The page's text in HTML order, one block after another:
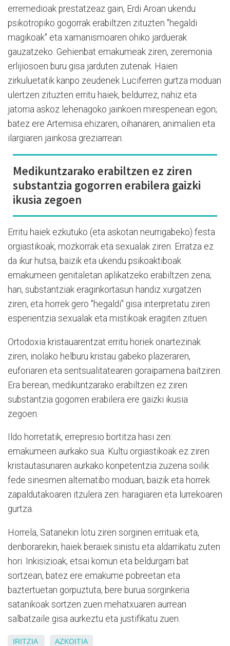
erremedioak prestatzeaz gain, Erdi Aroan ukendu
psikotropiko gogorrak erabiltzen zituzten "hegaldi
magikoak" eta xamanismoaren ohiko jarduerak
gauzatzeko. Gehienbat emakumeak ziren, zeremonia
erlijiosoen buru gisa jarduten zutenak. Haien
zirkuluetatik kanpo zeudenek Luciferren gurtza moduan
ulertzen zituzten erritu haiek, beldurrez, nahiz eta
jatorria askoz lehenagoko jainkoen mirespenean egon;
batez ere Artemisa ehizaren, oihanaren, animalien eta
ilargiaren jainkosa greziarrean.
Medikuntzarako erabiltzen ez ziren
substantzia gogorren erabilera gaizki
ikusia zegoen
Erritu haiek ezkutuko (eta askotan neurrigabeko) festa
orgiastikoak, mozkorrak eta sexualak ziren. Erratza ez
da ikur hutsa, baizik eta ukendu psikoaktiboak
emakumeen genitaletan aplikatzeko erabiltzen zena;
han, substantziak eraginkortasun handiz xurgatzen
ziren, eta horrek gero "hegaldi" gisa interpretatu ziren
esperientzia sexualak eta mistikoak eragiten zituen.
Ortodoxia kristauarentzat erritu horiek onartezinak
ziren, inolako helburu kristau gabeko plazeraren,
euforiaren eta sentsualitatearen goraipamena baitziren.
Era berean, medikuntzarako erabiltzen ez ziren
substantzia gogorren erabilera ere gaizki ikusia
zegoen.
Ildo horretatik, errepresio bortitza hasi zen:
emakumeen aurkako sua. Kultu orgiastikoak ez ziren
kristautasunaren aurkako konpetentzia zuzena soilik
fede sinesmen alternatibo moduan, baizik eta horrek
zapaldutakoaren itzulera zen: haragiaren eta lurrekoaren
gurtza.
Horrela, Satanekin lotu ziren sorginen errituak eta,
denborarekin, haiek beraiek sinistu eta aldarrikatu zuten
hori. Inkisizioak, etsai komun eta beldurgarri bat
sortzean, batez ere emakume pobreetan eta
baztertuetan gorpuztuta, bere burua sorginkeria
satanikoak sortzen zuen mehatxuaren aurrean
salbatzaile gisa aurkeztu eta justifikatu zuen.
IRITZIA AZKOITIA